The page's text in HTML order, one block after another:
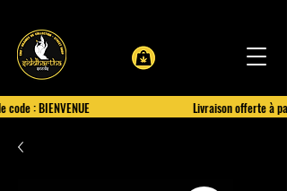
: BIENVENUE Livraison offerte à